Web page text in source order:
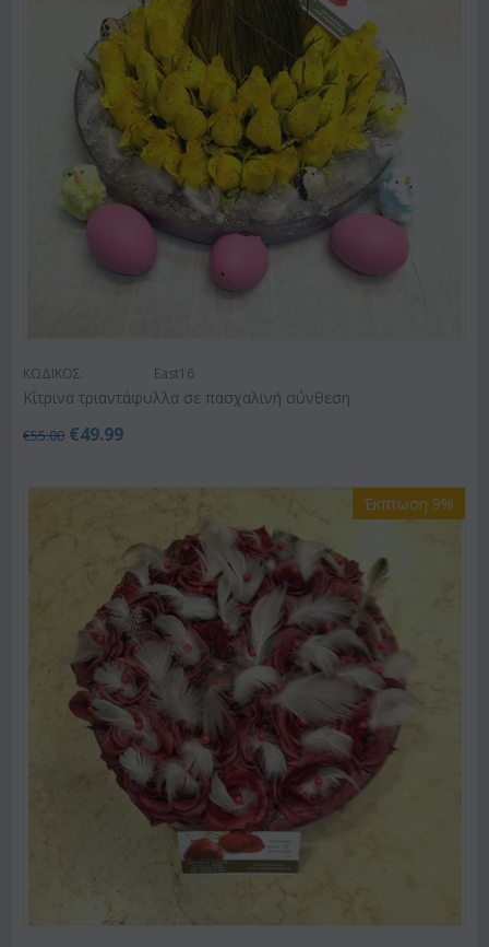
ΚΩΔΙΚΟΣ: East16
Κίτρινα τριαντάφυλλα σε πασχαλινή σύνθεση.
€55.00 €49.99
Έκπτωση 9%